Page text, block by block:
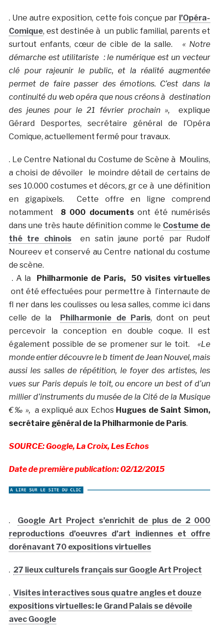
. Une autre exposition, cette fois conçue par l’Opéra-
Comique, est destinée à un public familial, parents et
surtout enfants, cœur de cible de la salle.
« Notre
démarche est utilitariste : le numérique est un vecteur
clé pour rajeunir le public, et la réalité augmentée
permet de faire passer des émotions. C’est dans la
continuité du web opéra que nous créons à destination
des jeunes pour le 21 février prochain »,explique
Gérard Desportes, secrétaire général de l’Opéra
Comique, actuellement fermé pour travaux.
. Le Centre National du Costume de Scène à Moulins,
a choisi de dévoiler le moindre détail de certains de
ses 10.000 costumes et décors, gr ce à une définition
en gigapixels. Cette offre en ligne comprend
notamment 8 000 documentsont été numérisés
dans une très haute définition comme le Costume de
thé tre chinoisen satin jaune porté par Rudolf
Noureev et conservé au Centre national du costume
de scène.
. A la Philharmonie de Paris, 50 visites virtuelles
ont été effectuées pour permettre à l’internaute de
fl ner dans les coulisses ou lesa salles, comme ici dans
celle de la Philharmonie de Paris, dont on peut
percevoir la conception en double coque. Il est
également possible de se promener sur le toit.
«Le
monde entier découvre le b timent de Jean Nouvel, mais
aussi les salles de répétition, le foyer des artistes, les
vues sur Paris depuis le toit, ou encore un best of d’un
millier d’instruments du musée de la Cité de la Musique
€‰ »,a expliqué aux Echos Hugues de Saint Simon,
secrétaire général de la Philharmonie de Paris.
SOURCE: Google, La Croix, Les Echos
Date de première publication: 02/12/2015
. Google Art Project s’enrichit de plus de 2 000
reproductions d’oeuvres d’art indiennes et offre
dorénavant 70 expositions virtuelles
. 27 lieux culturels français sur Google Art Project
. Visites interactives sous quatre angles et douze
expositions virtuelles: le Grand Palais se dévoile
avec Google